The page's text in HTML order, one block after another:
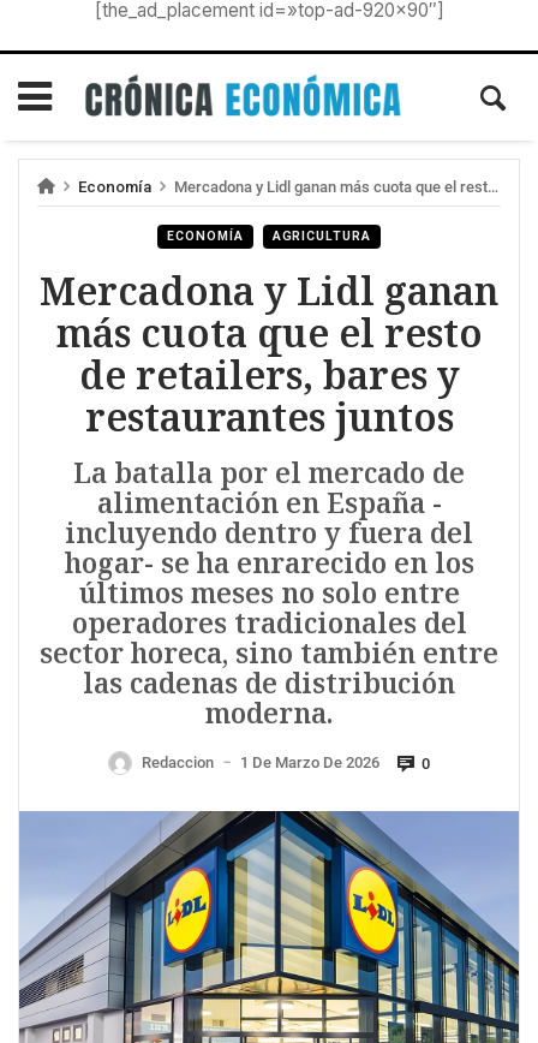
[the_ad_placement id=»top-ad-920×90″]
Economía Mercadona y Lidl ganan más cuota que el resto de retailers, bares y restaurantes juntos
ECONOMÍA AGRICULTURA
Mercadona y Lidl ganan
más cuota que el resto
de retailers, bares y
restaurantes juntos
La batalla por el mercado de
alimentación en España -
incluyendo dentro y fuera del
hogar- se ha enrarecido en los
últimos meses no solo entre
operadores tradicionales del
sector horeca, sino también entre
las cadenas de distribución
moderna.
Redaccion — 1 De Marzo De 2026 0